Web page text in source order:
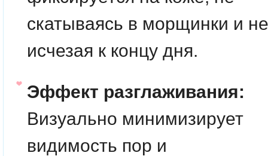
скатываясь в морщинки и не
исчезая к концу дня.
Эффект разглаживания:
Визуально минимизирует
видимость пор и